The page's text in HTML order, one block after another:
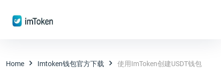
Home Imtoken钱包官方下载 使用imToken创建USDT钱包